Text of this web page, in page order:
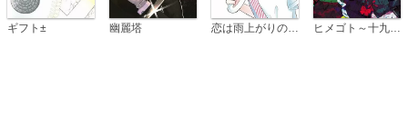
ギフト± 幽麗塔 ヒメゴト～十九歳の制服～